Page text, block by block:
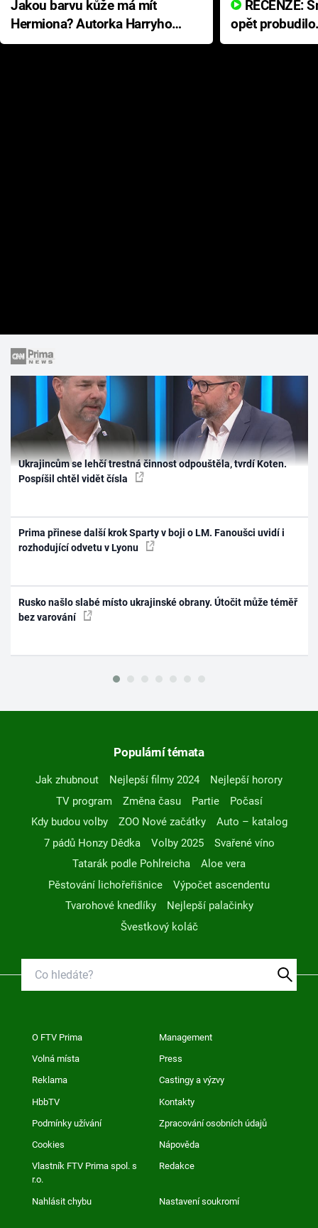
Jakou barvu kůže má mít
Hermiona? Autorka Harryho
Pottera přišla s ráznou
opět
přichází s
Ukrajincům se lehčí trestná činnost odpouštěla, tvrdí Koten.
Pospíšil chtěl vidět čísla
Prima přinese další krok Sparty v boji o LM. Fanoušci uvidí i
rozhodující odvetu v Lyonu
Rusko našlo slabé místo ukrajinské obrany. Útočit může téměř
bez varování
Populární témata
Jak zhubnout Nejlepší filmy 2024
Nejlepší horory
TV program
Změna času Partie
Počasí
Kdy budou volby
ZOO Nové začátky
Auto – katalog
7 pádů Honzy Dědka
Volby 2025
Svařené víno
Tatarák podle Pohlreicha
Aloe vera
Pěstování lichořeřišnice
Výpočet ascendentu
Tvarohové knedlíky
Nejlepší palačinky
Švestkový koláč
O FTV Prima Management
Volná místa Press
Reklama Castingy a výzvy
HbbTV Kontakty
Podmínky užívání Zpracování osobních údajů
Cookies Nápověda
Vlastník FTV Prima spol. s
r.o.
Redakce
Nahlásit chybu Nastavení soukromí